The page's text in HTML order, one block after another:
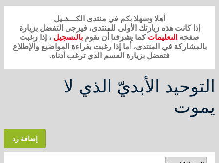
أهلا وسهلا بكم في منتدى الكـــفـيل
إذا كانت هذه زيارتك الأولى للمنتدى، فيرجى التفضل بزيارة
صفحة التعليمات كما يشرفنا أن تقوم بالتسجيل ، إذا رغبت
بالمشاركة في المنتدى، أما إذا رغبت بقراءة المواضيع والإطلاع
فتفضل بزيارة القسم الذي ترغب أدناه.
التوحيد الأبديّ الذي لا
يموت
إضافة رد